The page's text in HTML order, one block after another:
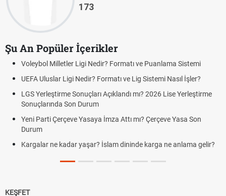
173
Şu An Popüler İçerikler
Voleybol Milletler Ligi Nedir? Formatı ve Puanlama Sistemi
UEFA Uluslar Ligi Nedir? Formatı ve Lig Sistemi Nasıl İşler?
LGS Yerleştirme Sonuçları Açıklandı mı? 2026 Lise Yerleştirme
Sonuçlarında Son Durum
Yeni Parti Çerçeve Yasaya İmza Attı mı? Çerçeve Yasa Son
Durum
Kargalar ne kadar yaşar? İslam dininde karga ne anlama gelir?
KEŞFET